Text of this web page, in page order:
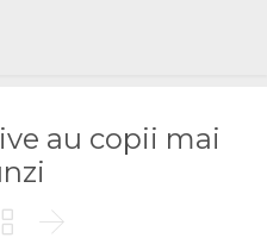
au copii mai
